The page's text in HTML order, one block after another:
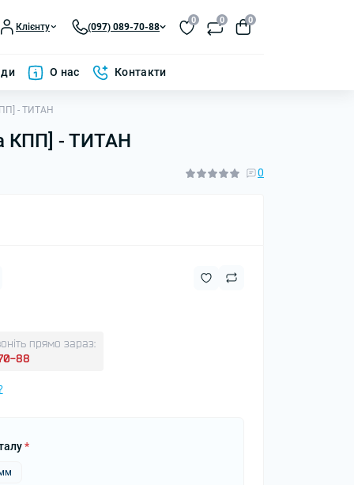
Клієнту (097) 089-70-88
0 0 0
О нас Контакти
- ТИТАН
КПП] - ТИТАН
0
прямо зараз:
88
*